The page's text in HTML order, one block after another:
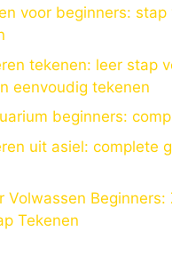
voor beginners: stap
tekenen: leer stap
eenvoudig tekenen
beginners:
uit asiel: complete
Volwassen Beginners:
Tekenen